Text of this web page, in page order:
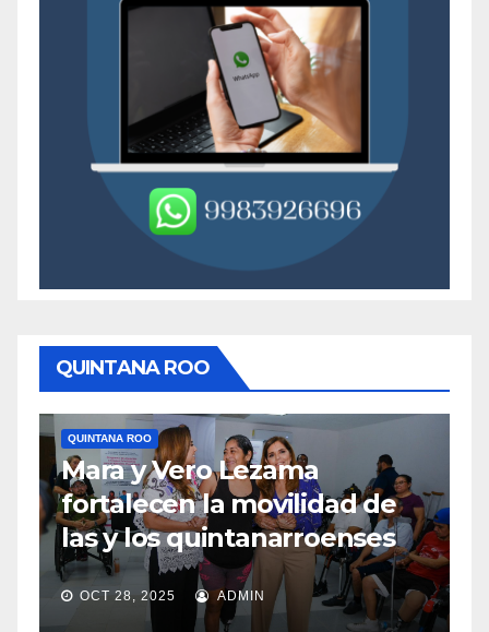
QUINTANA ROO
QUINTANA ROO
Mara y Vero Lezama
fortalecen la movilidad de
las y los quintanarroenses
OCT 28, 2025 ADMIN